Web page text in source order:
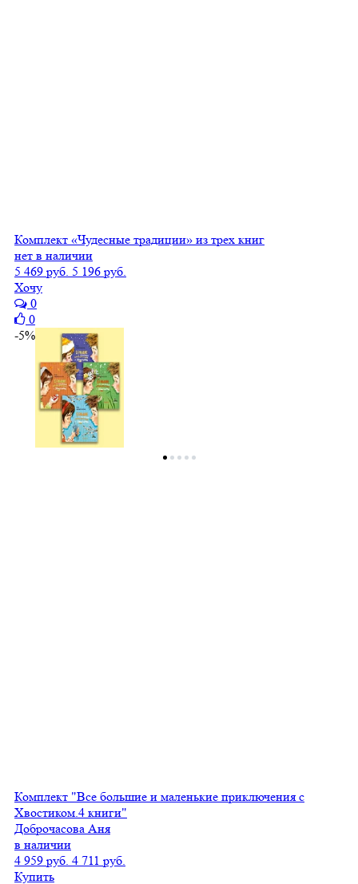
Комплект «Чудесные традиции» из трех книг
нет в наличии
5 469 руб. 5 196 руб.
Хочу
0
0
-5%
Комплект "Все большие и маленькие приключения с
Хвостиком.4 книги"
Доброчасова Аня
в наличии
4 959 руб. 4 711 руб.
Купить